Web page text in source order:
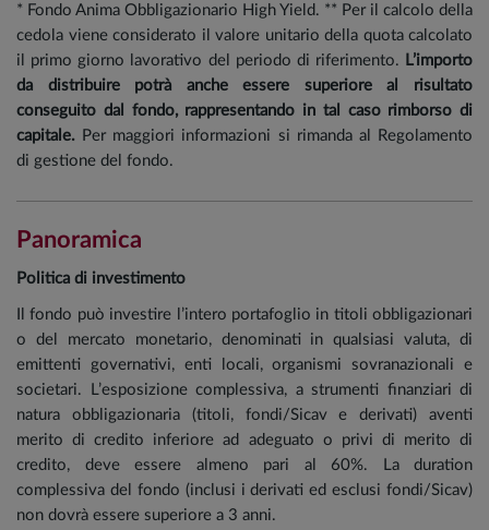
* Fondo Anima Obbligazionario High Yield. ** Per il calcolo della
cedola viene considerato il valore unitario della quota calcolato
il primo giorno lavorativo del periodo di riferimento. L’importo
da distribuire potrà anche essere superiore al risultato
conseguito dal fondo, rappresentando in tal caso rimborso di
capitale. Per maggiori informazioni si rimanda al Regolamento
di gestione del fondo.
Panoramica
Politica di investimento
Il fondo può investire l’intero portafoglio in titoli obbligazionari
o del mercato monetario, denominati in qualsiasi valuta, di
emittenti governativi, enti locali, organismi sovranazionali e
societari. L’esposizione complessiva, a strumenti finanziari di
natura obbligazionaria (titoli, fondi/Sicav e derivati) aventi
merito di credito inferiore ad adeguato o privi di merito di
credito, deve essere almeno pari al 60%. La duration
complessiva del fondo (inclusi i derivati ed esclusi fondi/Sicav)
non dovrà essere superiore a 3 anni.